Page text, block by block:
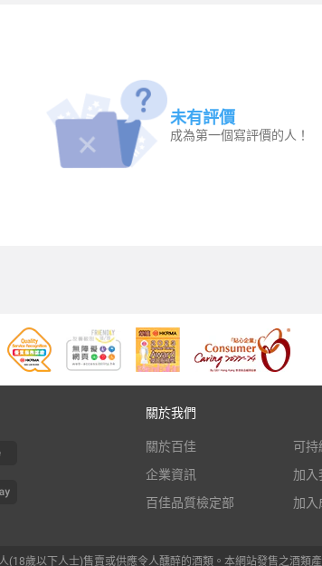
未有評價
成為第一個寫評價的人！
關於我們
關於百佳
企業資訊
百佳品質檢定部
可持
加入
加入
(18歲以下人士)售賣或供應令人醺醉的酒類。本網站發售之酒類